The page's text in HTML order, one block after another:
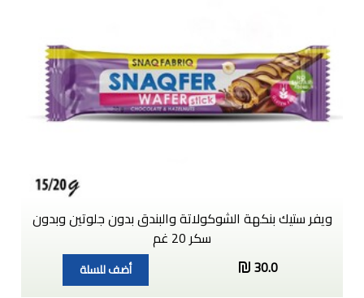
ويفر ستيك بنكهة الشوكولاتة والبندق بدون جلوتين وبدون
سكر 20 غم
30.0
أضف للسلة